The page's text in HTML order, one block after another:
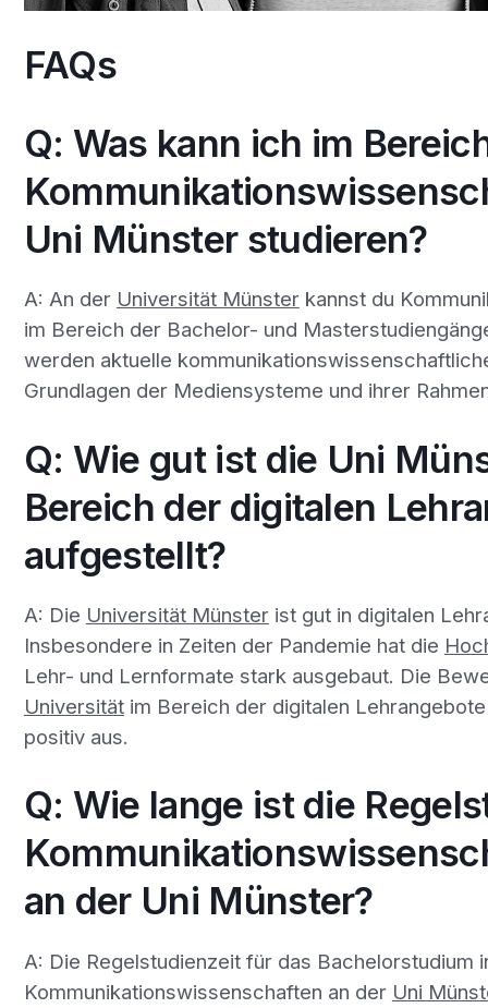
FAQs
Q: Was kann ich im
Uni Münster studieren?
A: An der Universität Münsterkannst du
im Bereich der Bachelor- und
werden aktuelle
Grundlagen der Mediensysteme und ihrer
Q: Wie gut ist die Uni
Bereich der digitalen
aufgestellt?
A: Die Universität Münsterist gut in digitalen
Insbesondere in Zeiten der Pandemie hat die
Lehr- und Lernformate stark ausgebaut. Die
Universitätim Bereich der digitalen
positiv aus.
Q: Wie lange ist die
an der Uni Münster?
A: Die Regelstudienzeit für das Bachelorstudium
Kommunikationswissenschaften an der Uni